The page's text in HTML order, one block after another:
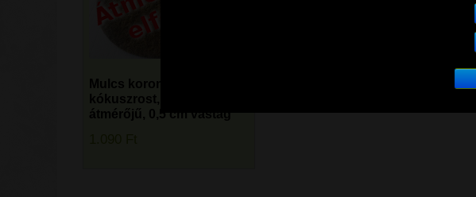
Mulcs korong,
kókuszrost, 40 cm
átmérőjű, 0,5 cm vastag